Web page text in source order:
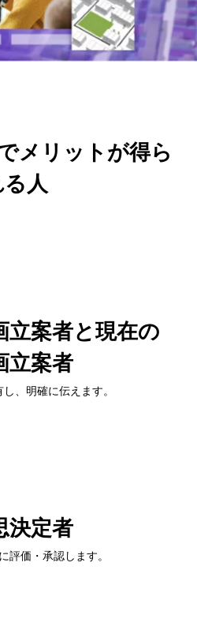
メリットが得ら
人
案者と現在の
立案者
、明確に伝えます。
決定者
評価・承認します。